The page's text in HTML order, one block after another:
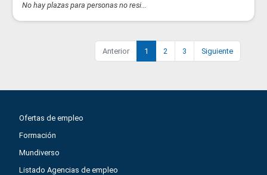
No hay plazas para personas no resi...
Anterior 1 2 3 Siguiente
Ofertas de empleo
Formación
Mundiverso
Listado Agencias de empleo